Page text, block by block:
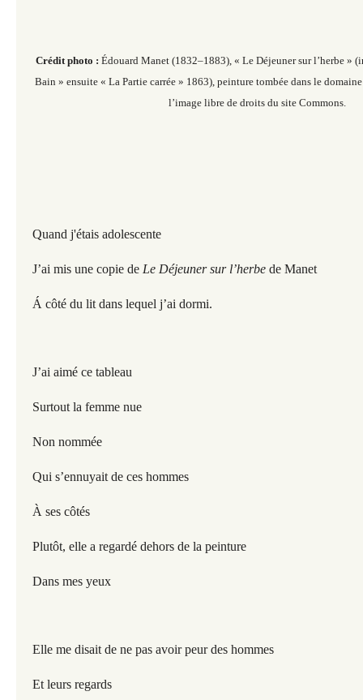
Crédit photo : Édouard Manet (1832–1883), « Le Déjeuner sur l’herbe »
Bain » ensuite « La Partie carrée » 1863), peinture tombée dans le
l’image libre de droits du site Commons.
Quand j'étais adolescente
J’ai mis une copie de Le Déjeuner sur l’herbe de Manet
Á côté du lit dans lequel j’ai dormi.
J’ai aimé ce tableau
Surtout la femme nue
Non nommée
Qui s’ennuyait de ces hommes
À ses côtés
Plutôt, elle a regardé dehors de la peinture
Dans mes yeux
Elle me disait de ne pas avoir peur des hommes
Et leurs regards